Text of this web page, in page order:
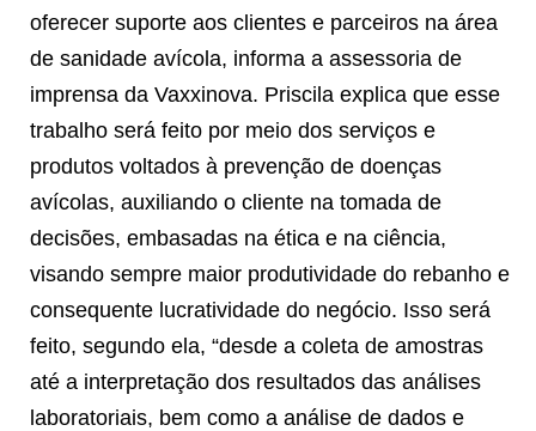
oferecer suporte aos clientes e parceiros na área
de sanidade avícola, informa a assessoria de
imprensa da Vaxxinova. Priscila explica que esse
trabalho será feito por meio dos serviços e
produtos voltados à prevenção de doenças
avícolas, auxiliando o cliente na tomada de
decisões, embasadas na ética e na ciência,
visando sempre maior produtividade do rebanho e
consequente lucratividade do negócio. Isso será
feito, segundo ela, “desde a coleta de amostras
até a interpretação dos resultados das análises
laboratoriais, bem como a análise de dados e